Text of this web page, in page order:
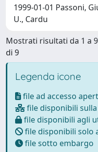
1999-01-01 Passoni,
U., Cardu
Mostrati risultati da 1 a 9
di 9
Legenda icone
file ad accesso
file disponibili
file disponibili agli
file disponibili solo
file sotto embargo